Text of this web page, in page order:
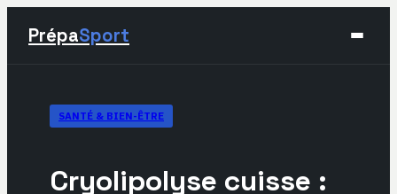
PrépaSport
SportSANTÉ & BIEN-ÊTRE
Cryolipolyse cuisse :